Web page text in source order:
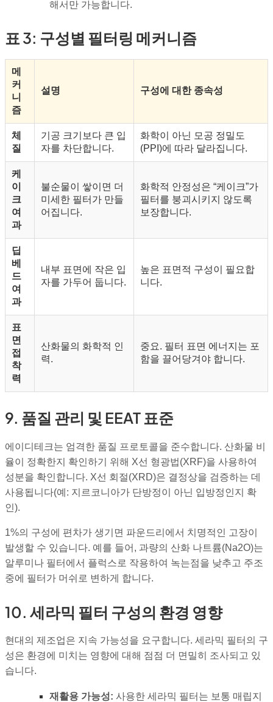
해서만 가능합니다.
표 3: 구성별 필터링 메커니즘
메
커
니
즘
설명 구성에 대한 종속성
체
질
기공 크기보다 큰 입
자를 차단합니다.
화학이 아닌 모공 정밀도
(PPI)에 따라 달라집니다.
케
이
크
여
과
불순물이 쌓이면 더
미세한 필터가 만들
어집니다.
화학적 안정성은 “케이크”가
필터를 붕괴시키지 않도록
보장합니다.
딥
베
드
여
과
내부 표면에 작은 입
자를 가두어 둡니다.
높은 표면적 구성이 필요합
니다.
표
면
접
착
력
산화물의 화학적 인
력.
중요. 필터 표면 에너지는 포
함을 끌어당겨야 합니다.
9. 품질 관리 및 EEAT 표준
에이디테크는 엄격한 품질 프로토콜을 준수합니다. 산화물 비
율이 정확한지 확인하기 위해 X선 형광법(XRF)을 사용하여
성분을 확인합니다. X선 회절(XRD)은 결정상을 검증하는 데
사용됩니다(예: 지르코니아가 단방정이 아닌 입방정인지 확
인).
1%의 구성에 편차가 생기면 파운드리에서 치명적인 고장이
발생할 수 있습니다. 예를 들어, 과량의 산화 나트륨(Na2O)는
알루미나 필터에서 플럭스로 작용하여 녹는점을 낮추고 주조
중에 필터가 머쉬로 변하게 합니다.
10. 세라믹 필터 구성의 환경 영향
현대의 제조업은 지속 가능성을 요구합니다. 세라믹 필터의 구
성은 환경에 미치는 영향에 대해 점점 더 면밀히 조사되고 있
습니다.
재활용 가능성: 사용한 세라믹 필터는 보통 매립지